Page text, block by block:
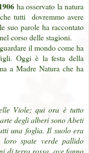
ha osservato la natura
tutti dovremmo avere
suo parole ha raccontato
corso delle stagioni.
il mondo come ha
Oggi è la festa della
a Madre Natura che ha
Viole; qui ora è tutto
degli alberi sono Abeti
una foglia. Il suolo era
spate verde pallido